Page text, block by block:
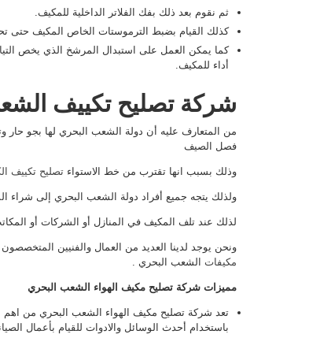
ثم نقوم بعد ذلك بفك الفلاتر الداخلية للمكيف.
كذلك القيام بضبط الترموستات الخاص المكيف حتى
كما يمكن العمل على استبدال المرشخ الذي يخص
أداء للمكيف.
شركة تصليح تكييف
من المتعارف عليه أن دولة الشعب البحري لها بجو حار
فصل الصيف
وذلك بسبب انها تقترب من خط الاستواء تصليح تكييف
ولذلك يتجه جميع أفراد دولة الشعب البحري إلى شراء
لذلك عند تلف المكيف في المنازل أو الشركات أو
ونحن يوجد لدينا العديد من العمال والفنيين
مكيفات الشعب البحري .
مميزات شركة تصليح مكيف الهواء الشعب البحري
تعد شركة تصليح مكيف الهواء الشعب البحري من اهم
باستخدام أحدث الوسائل والادوات للقيام بأعمال